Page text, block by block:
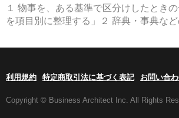
１ 物事を、ある基準で区分けしたとき
を項目別に整理する」２ 辞典・事典など
利用規約 特定商取引法に基づく表記 お問い合
Copyright © Business Architect Inc. All Rights